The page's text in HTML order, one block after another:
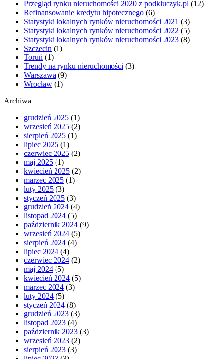
Przegląd rynku nieruchomości 2020 z podkluczyk.pl (12)
Refinansowanie kredytu hipotecznego (6)
Statystyki lokalnych rynków nieruchomości 2021 (3)
Statystyki lokalnych rynków nieruchomości 2022 (5)
Statystyki lokalnych rynków nieruchomości 2023 (8)
Szczecin (1)
Toruń (1)
Trendy na rynku nieruchomości (3)
Warszawa (9)
Wrocław (1)
Archiwa
grudzień 2025 (1)
wrzesień 2025 (2)
sierpień 2025 (1)
lipiec 2025 (1)
czerwiec 2025 (2)
maj 2025 (1)
kwiecień 2025 (2)
marzec 2025 (1)
luty 2025 (3)
styczeń 2025 (3)
grudzień 2024 (4)
listopad 2024 (5)
październik 2024 (9)
wrzesień 2024 (5)
sierpień 2024 (4)
lipiec 2024 (4)
czerwiec 2024 (2)
maj 2024 (5)
kwiecień 2024 (5)
marzec 2024 (3)
luty 2024 (5)
styczeń 2024 (8)
grudzień 2023 (3)
listopad 2023 (4)
październik 2023 (3)
wrzesień 2023 (2)
sierpień 2023 (3)